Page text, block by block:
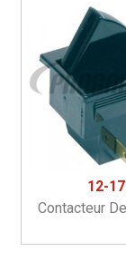
12-
Contacteur